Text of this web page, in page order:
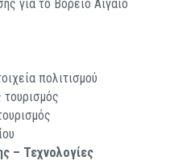
για το Βόρειο Αιγαίο
πολιτισμού
τουρισμός
– Τεχνολογίες